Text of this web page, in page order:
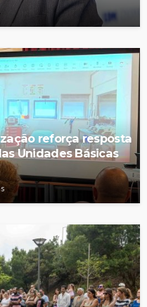
reforça resposta
Unidades Básicas